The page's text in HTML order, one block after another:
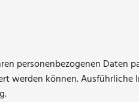
personenbezogenen Daten
werden können.